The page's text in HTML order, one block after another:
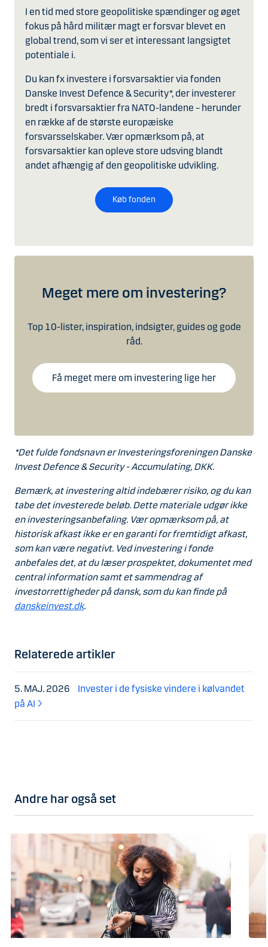
I en tid med store geopolitiske spændinger og øget
fokus på hård militær magt er forsvar blevet en
global trend, som vi ser et interessant langsigtet
potentiale i.
Du kan fx investere i forsvarsaktier via fonden
Danske Invest Defence & Security*, der investerer
bredt i forsvarsaktier fra NATO-landene – herunder
en række af de største europæiske
forsvarsselskaber. Vær opmærksom på, at
forsvarsaktier kan opleve store udsving blandt
andet afhængig af den geopolitiske udvikling.
Køb fonden
Meget mere om investering?
Top 10-lister, inspiration, indsigter, guides og gode
råd.
Få meget mere om investering lige her
*Det fulde fondsnavn er Investeringsforeningen Danske
Invest Defence & Security - Accumulating, DKK.
Bemærk, at investering altid indebærer risiko, og du kan
tabe det investerede beløb. Dette materiale udgør ikke
en investeringsanbefaling. Vær opmærksom på, at
historisk afkast ikke er en garanti for fremtidigt afkast,
som kan være negativt. Ved investering i fonde
anbefales det, at du læser prospektet, dokumentet med
central information samt et sammendrag af
investorrettigheder på dansk, som du kan finde på
danskeinvest.dk.
Relaterede artikler
5. MAJ. 2026
Invester i de fysiske vindere i kølvandet
på AI
Andre har også set